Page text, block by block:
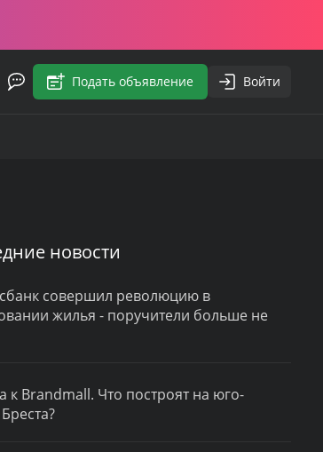
Подать объявление Войти
новости
совершил революцию в
жилья - поручители больше не
к Brandmall. Что построят на юго-